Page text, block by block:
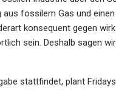
fossilem Gas und
konsequent gegen
sein. Deshalb sagen
stattfindet, plant